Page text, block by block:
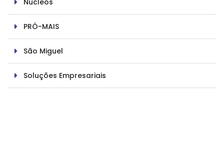
Núcleos
PRÓ-MAIS
São Miguel
Soluções Empresariais